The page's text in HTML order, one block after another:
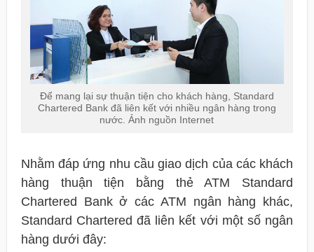
Để mang lại sự thuận tiện cho khách hàng, Standard
Chartered Bank đã liên kết với nhiều ngân hàng trong
nước. Ảnh nguồn Internet
Nhằm đáp ứng nhu cầu giao dịch của các khách
hàng thuận tiện bằng thẻ ATM Standard
Chartered Bank ở các ATM ngân hàng khác,
Standard Chartered đã liên kết với một số ngân
hàng dưới đây: